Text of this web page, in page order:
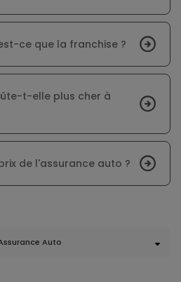
ce que la franchise ?
t-elle plus cher à
de l'assurance auto ?
Auto